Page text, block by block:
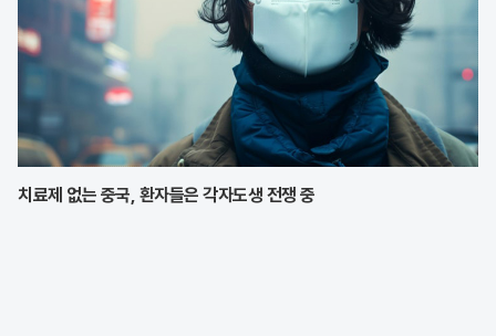
치료제 없는 중국, 환자들은 각자도생 전쟁 중